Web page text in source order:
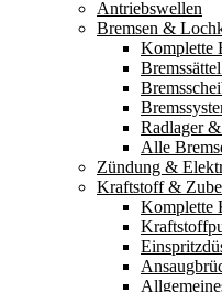
Antriebswellen
Bremsen &
Komplette
Radlager
Alle
Zündung &
Kraftstoff &
Komplette